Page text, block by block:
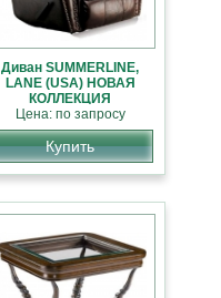
Диван SUMMERLINE,
LANE (USA) НОВАЯ
КОЛЛЕКЦИЯ
АМЕРИКАНСКОЙ
МЕБЕЛИ
Цена: по запросу
Купить